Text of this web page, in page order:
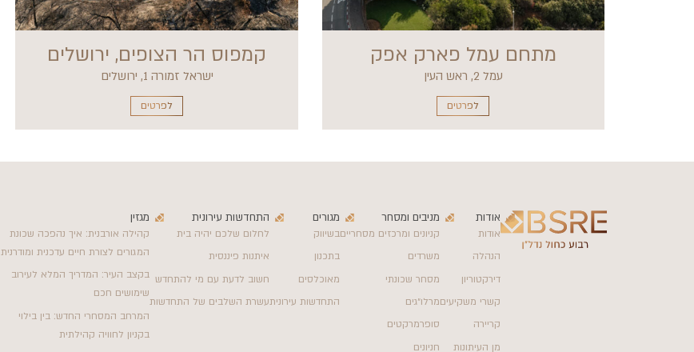
מתחם עמל פארק אפק
עמל 2, ראש העין
לפרטים
קמפוס הר הצופים, ירושלים
ישראל זמורה 1, ירושלים
לפרטים
אודות
אודות
הנהלה
דירקטוריון
קשרי משקיעים
קריירה
מן העיתונות
מניבים ומסחר
קניונים ומרכזים מסחריים
משרדים
מסחר שכונתי
מרלו״גים
סופרמרקטים
חניונים
מגורים
בשיווק
בתכנון
מאוכלסים
התחדשות עירונית
התחדשות עירונית
לחלום שלכם יהיה בית
איתנות פיננסית
חשוב לדעת עם מי להתחדש
עשרת השלבים של התחדשות
מגזין
קהילה אורבנית: איך נהפכה שכונת
המגורים לצורת חיים עדכנית ומודרנית
בקצב העיר: המדריך המלא לעירוב
שימושים חכם
המרחב המסחרי החדש: בין בילוי
בקניון לחוויה קהילתית